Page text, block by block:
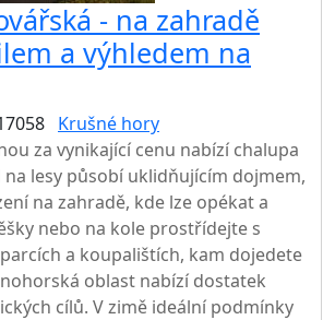
- na zahradě
a výhledem na
Krušné hory
za vynikající cenu nabízí chalupa
na lesy působí uklidňujícím dojmem,
na zahradě, kde lze opékat a
nebo na kole prostřídejte s
a koupalištích, kam dojedete
oblast nabízí dostatek
cílů. V zimě ideální podmínky